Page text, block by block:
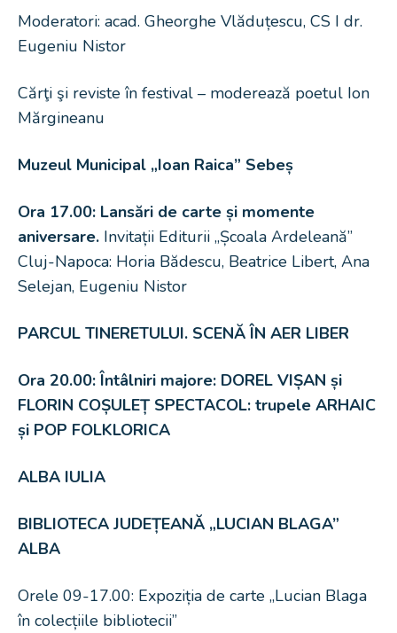
Moderatori: acad. Gheorghe Vlăduțescu, CS I dr.
Eugeniu Nistor
Cărţi şi reviste în festival – moderează poetul Ion
Mărgineanu
Muzeul Municipal „Ioan Raica” Sebeș
Ora 17.00: Lansări de carte și momente
aniversare. Invitații Editurii „Școala Ardeleană”
Cluj-Napoca: Horia Bădescu, Beatrice Libert, Ana
Selejan, Eugeniu Nistor
PARCUL TINERETULUI. SCENĂ ÎN AER LIBER
Ora 20.00: Întâlniri majore: DOREL VIȘAN și
FLORIN COȘULEȚ SPECTACOL: trupele ARHAIC
și POP FOLKLORICA
ALBA IULIA
BIBLIOTECA JUDEȚEANĂ „LUCIAN BLAGA”
ALBA
Orele 09-17.00: Expoziția de carte „Lucian Blaga
în colecțiile bibliotecii”